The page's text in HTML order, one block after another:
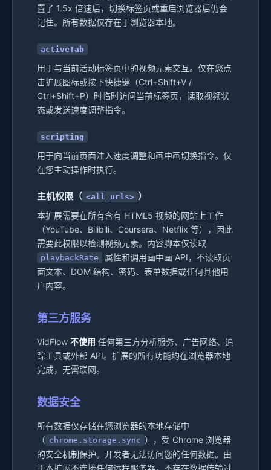
置了 1.5x 倍速后，切换标签页或重启浏览器后仍会
记住。所有数据仅存在于浏览器本地。
activeTab
用于与当前活动标签页中的视频元素交互。仅在您点
击扩展图标或按下快捷键（Ctrl+Shift+V /
Ctrl+Shift+P）时临时访问当前标签页，读取视频状
态或发送速度调整指令。
scripting
用于向当前页面注入速度调整和画中画切换指令。仅
在您主动操作时执行。
主机权限（ <all_urls> ）
本扩展需要在所有含有 HTML5 视频的网站上工作
（YouTube、Bilibili、Coursera、Netflix 等），因此
需要此权限以检测视频元素。内容脚本仅读取
playbackRate
属性和调用画中画 API，不读取页
面文本、DOM 结构、密码、表单数据或任何其他用
户内容。
第三方服务
VidFlow 不使用 任何第三方分析服务、广告网络、追
踪工具或外部 API。扩展的所有功能均在浏览器本地
完成，无需联网。
数据安全
所有数据仅存储在您浏览器的本地存储中
（ chrome.storage.sync ），受 Chrome 浏览器
的安全机制保护。开发者无法访问您的任何数据。由
于本扩展不连接任何远程服务器，不存在数据传输过